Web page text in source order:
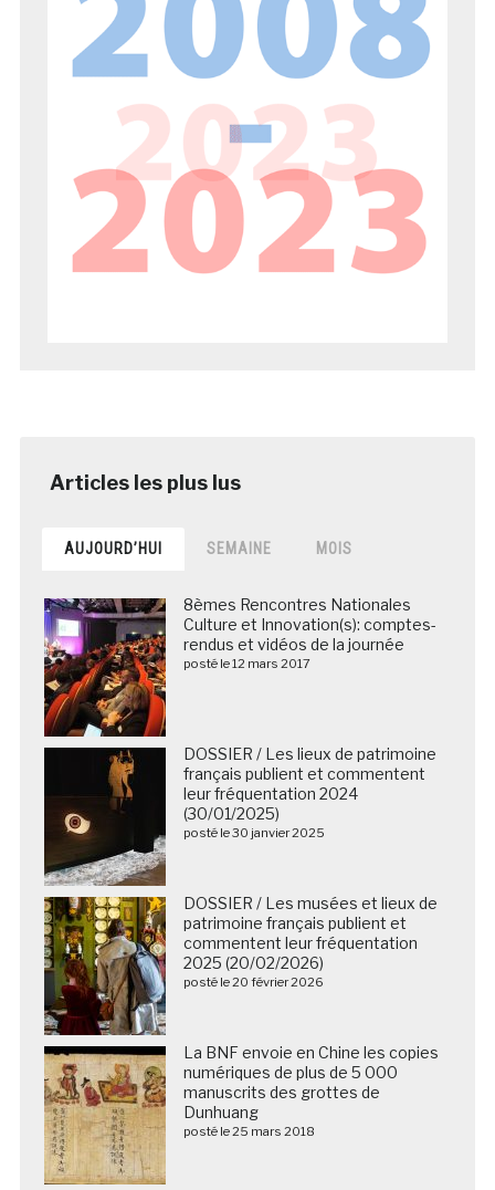
AUJOURD’HUI SEMAINE MOIS
8èmes Rencontres Nationales
Culture et Innovation(s): comptes-
rendus et vidéos de la journée
posté le 12 mars 2017
DOSSIER / Les lieux de patrimoine
français publient et commentent
leur fréquentation 2024
(30/01/2025)
posté le 30 janvier 2025
DOSSIER / Les musées et lieux de
patrimoine français publient et
commentent leur fréquentation
2025 (20/02/2026)
posté le 20 février 2026
La BNF envoie en Chine les copies
numériques de plus de 5 000
manuscrits des grottes de
Dunhuang
posté le 25 mars 2018